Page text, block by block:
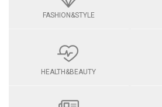
FASHION&STYLE
HEALTH&BEAUTY